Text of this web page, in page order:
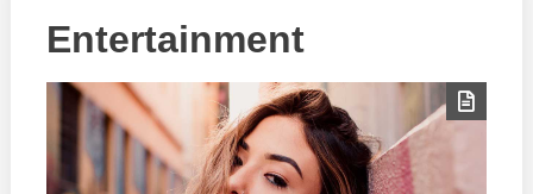
Entertainment